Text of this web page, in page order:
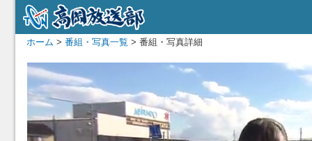
ホーム > 番組・写真一覧 > 番組・写真詳細